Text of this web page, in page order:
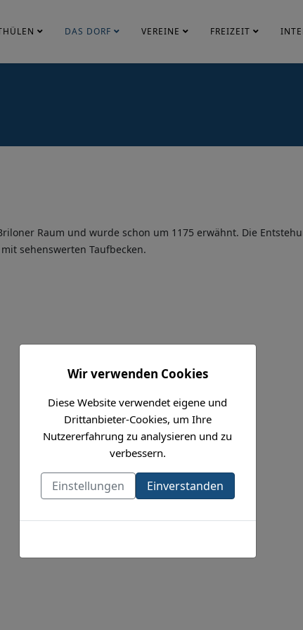
DAS DORF VEREINE FREIZEIT
Raum und wurde schon um 1175 erwähnt. Die
sehenswerten Taufbecken.
Wir verwenden Cookies
Diese Website verwendet eigene und
Drittanbieter-Cookies, um Ihre
Nutzererfahrung zu analysieren und zu
verbessern.
Einstellungen Einverstanden